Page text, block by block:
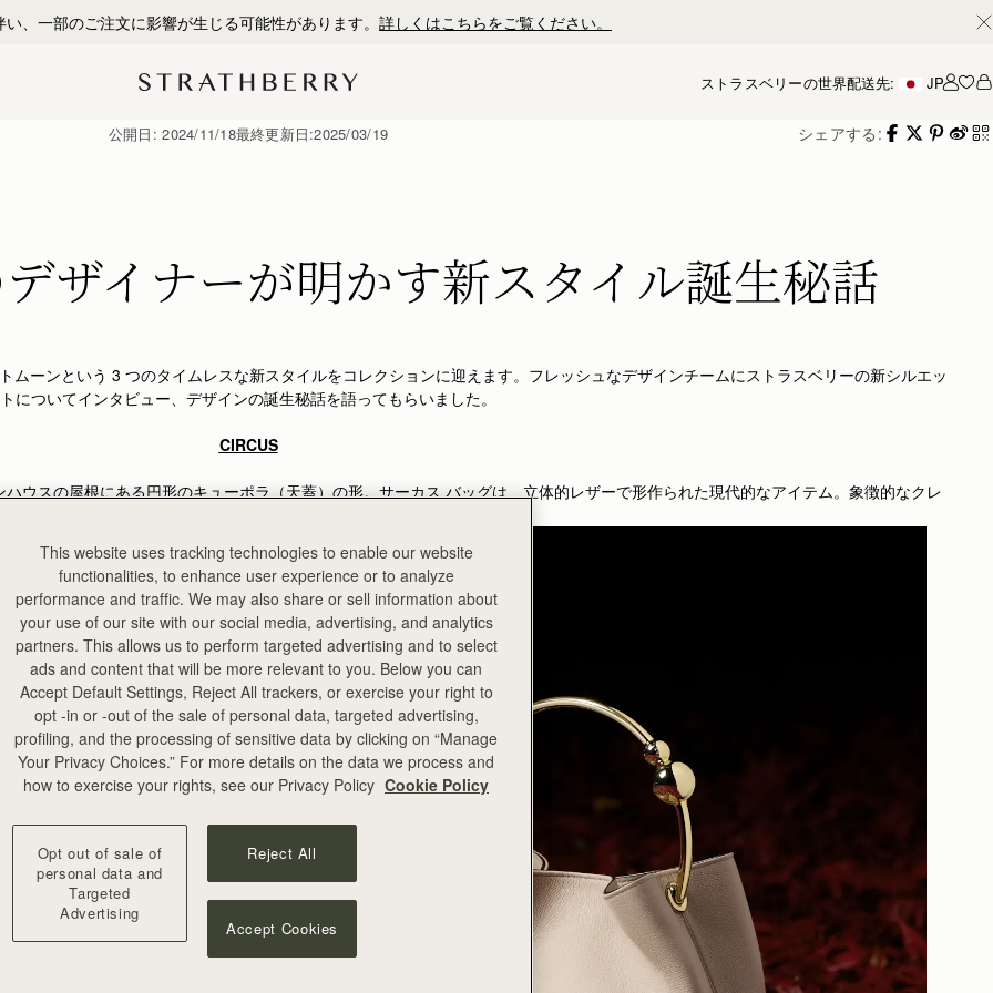
初回購入10%OFF*
ストラスベリーの世界配送先: JP アカ
シェアする:
公開日:2024/11/18最終更新日:2025/03/19
ザイナーが明かす新スタイル誕生秘話
ーンという 3 つのタイムレスな新スタイルをコレクションに迎えます。フレッシュなデザインチームにストラスベリーの新シルエッ
トについてインタビュー、デザインの誕生秘話を語ってもらいました。
CIRCUS
ウスの屋根にある円形のキューポラ（天蓋）の形。サーカス バッグは、立体的レザーで形作られた現代的なアイテム。象徴的なクレ
This website uses tracking technologies to enable our website
functionalities, to enhance user experience or to analyze
performance and traffic. We may also share or sell information about
your use of our site with our social media, advertising, and analytics
partners. This allows us to perform targeted advertising and to select
ads and content that will be more relevant to you. Below you can
Accept Default Settings, Reject All trackers, or exercise your right to
opt -in or -out of the sale of personal data, targeted advertising,
profiling, and the processing of sensitive data by clicking on “Manage
Your Privacy Choices.” For more details on the data we process and
how to exercise your rights, see our Privacy Policy Cookie Policy
Opt out of sale of
personal data and
Targeted
Advertising
Reject All
Accept Cookies